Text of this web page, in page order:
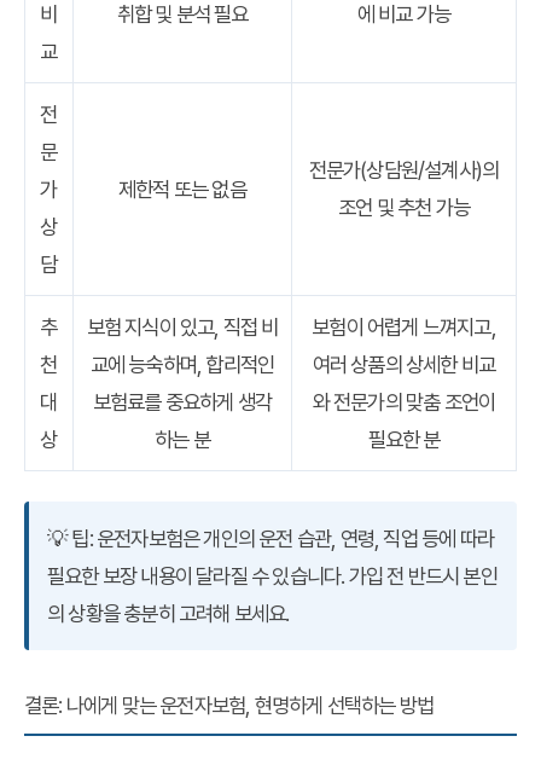
비
교
취합 및 분석 필요
에 비교 가능
전
문
가
상
담
제한적 또는 없음
전문가(상담원/설계사)의
조언 및 추천 가능
추
천
대
상
보험 지식이 있고, 직접 비
교에 능숙하며, 합리적인
보험료를 중요하게 생각
하는 분
보험이 어렵게 느껴지고,
여러 상품의 상세한 비교
와 전문가의 맞춤 조언이
필요한 분
💡 팁:운전자보험은 개인의 운전 습관, 연령, 직업 등에 따라
필요한 보장 내용이 달라질 수 있습니다. 가입 전 반드시 본인
의 상황을 충분히 고려해 보세요.
결론: 나에게 맞는 운전자보험, 현명하게 선택하는 방법